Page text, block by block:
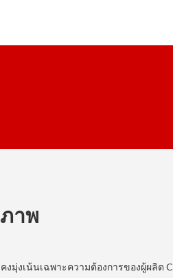
าพ
งเน้นเฉพาะความต้องการของผู้ผลิต